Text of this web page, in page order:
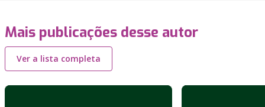
Mais publicações desse autor
Ver a lista completa